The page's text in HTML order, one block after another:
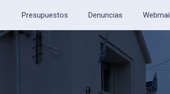
Presupuestos Denuncias